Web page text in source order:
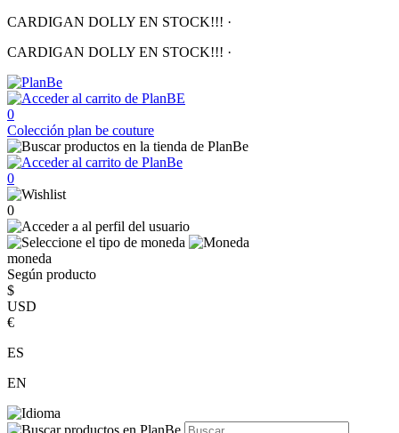
CARDIGAN DOLLY EN STOCK!!! ·
CARDIGAN DOLLY EN STOCK!!! ·
0
Colección plan be couture
0
0
moneda
Según producto
$
USD
€
ES
EN